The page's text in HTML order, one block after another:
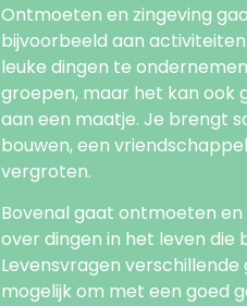
Ontmoeten en zingeving
bijvoorbeeld aan
leuke dingen te
groepen, maar het kan
aan een maatje. Je brengt
bouwen, een
vergroten.
Bovenal gaat ontmoeten en
over dingen in het leven die
Levensvragen
mogelijk om met een goed